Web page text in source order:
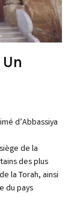
d’Abbassiya
de la
des plus
la Torah, ainsi
du pays